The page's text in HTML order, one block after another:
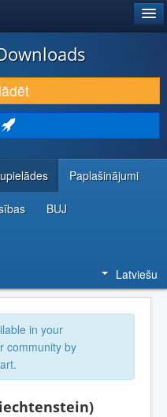
Paplašinājumi
BUJ
Latviešu
in your
community by